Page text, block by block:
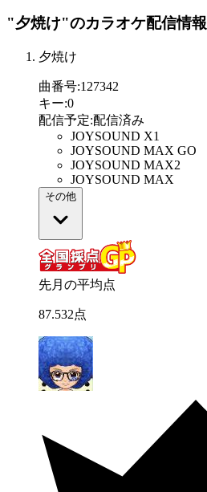
"夕焼け"のカラオケ配信情報
夕焼け
曲番号:127342
キー:0
配信予定:配信済み
JOYSOUND X1
JOYSOUND MAX GO
JOYSOUND MAX2
JOYSOUND MAX
その他
先月の平均点
87.532点